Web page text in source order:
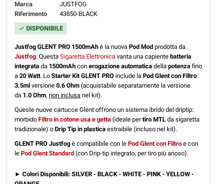
Marca
JUSTFOG
Riferimento
43850-BLACK
check DISPONIBILE
Justfog GLENT PRO 1500mAh è la nuova Pod Mod prodotta da
Justfog. Questa Sigaretta Elettronica vanta una capiente batteria
integrata da 1500mAh con erogazione automatica della potenza fino
a 20 Watt. Lo Starter Kit GLENT PRO include la Pod Glent con Filtro
3.5ml versione 0.6 Ohm (acquistabile separatamente la versione
da 1.0 Ohm, non inclusa nel kit).
Queste nuove cartucce Glent offrono un sistema ibrido del driptip:
morbido Filtro in cotone usa e getta (ideale pertiro MTL da sigaretta
tradizionale) o Drip Tip in plastica estraibile (incluso nel kit).
GLENT PRO Justfog è compatibile con le Pod Glent con Filtro e con
le Pod Glent Standard (con Drip-tip integrato, per tiro più arioso).
► Colori Disponibili: SILVER - BLACK - WHITE - PINK - YELLOW -